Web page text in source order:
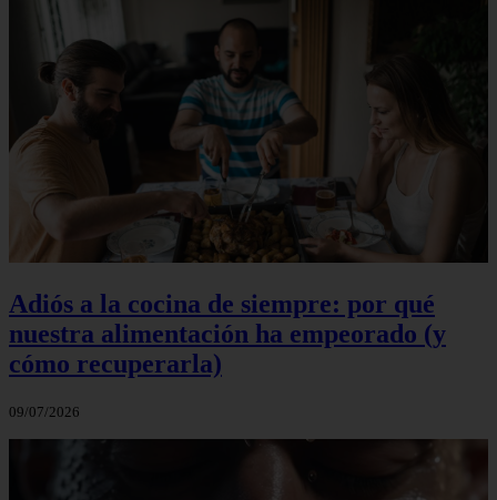
Adiós a la cocina de siempre: por qué
nuestra alimentación ha empeorado (y
cómo recuperarla)
09/07/2026